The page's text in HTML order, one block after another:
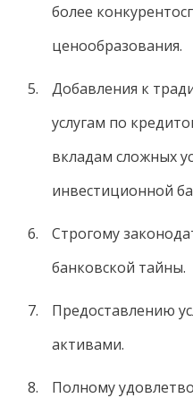
более
ценообразования.
Добавления к
услугам по
вкладам сложных
инвестиционной
Строгому
банковской тайны.
Предоставлению
активами.
Полному